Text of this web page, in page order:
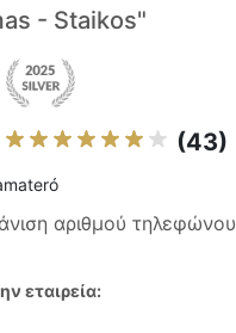
- Staikos"
(43)
αριθμού τηλεφώνου
εταιρεία: